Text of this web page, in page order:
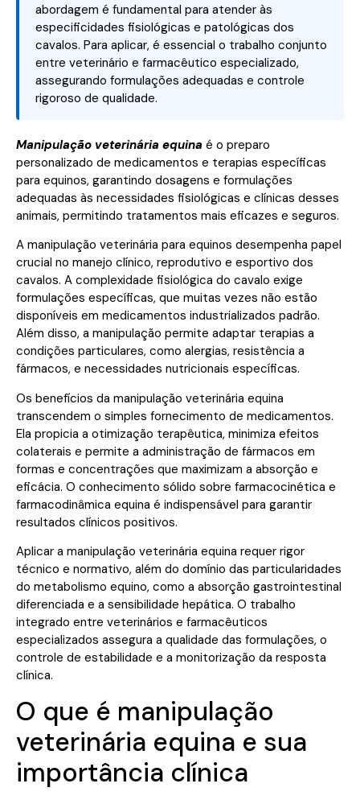
abordagem é fundamental para atender às
especificidades fisiológicas e patológicas dos
cavalos. Para aplicar, é essencial o trabalho conjunto
entre veterinário e farmacêutico especializado,
assegurando formulações adequadas e controle
rigoroso de qualidade.
Manipulação veterinária equina é o preparo
personalizado de medicamentos e terapias específicas
para equinos, garantindo dosagens e formulações
adequadas às necessidades fisiológicas e clínicas desses
animais, permitindo tratamentos mais eficazes e seguros.
A manipulação veterinária para equinos desempenha papel
crucial no manejo clínico, reprodutivo e esportivo dos
cavalos. A complexidade fisiológica do cavalo exige
formulações específicas, que muitas vezes não estão
disponíveis em medicamentos industrializados padrão.
Além disso, a manipulação permite adaptar terapias a
condições particulares, como alergias, resistência a
fármacos, e necessidades nutricionais específicas.
Os benefícios da manipulação veterinária equina
transcendem o simples fornecimento de medicamentos.
Ela propicia a otimização terapêutica, minimiza efeitos
colaterais e permite a administração de fármacos em
formas e concentrações que maximizam a absorção e
eficácia. O conhecimento sólido sobre farmacocinética e
farmacodinâmica equina é indispensável para garantir
resultados clínicos positivos.
Aplicar a manipulação veterinária equina requer rigor
técnico e normativo, além do domínio das particularidades
do metabolismo equino, como a absorção gastrointestinal
diferenciada e a sensibilidade hepática. O trabalho
integrado entre veterinários e farmacêuticos
especializados assegura a qualidade das formulações, o
controle de estabilidade e a monitorização da resposta
clínica.
O que é manipulação
veterinária equina e sua
importância clínica